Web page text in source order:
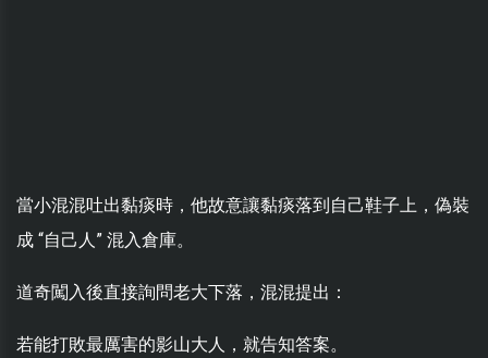
當小混混吐出黏痰時，他故意讓黏痰落到自己鞋子上，偽裝
成 “自己人” 混入倉庫。
道奇闖入後直接詢問老大下落，混混提出：
若能打敗最厲害的影山大人，就告知答案。